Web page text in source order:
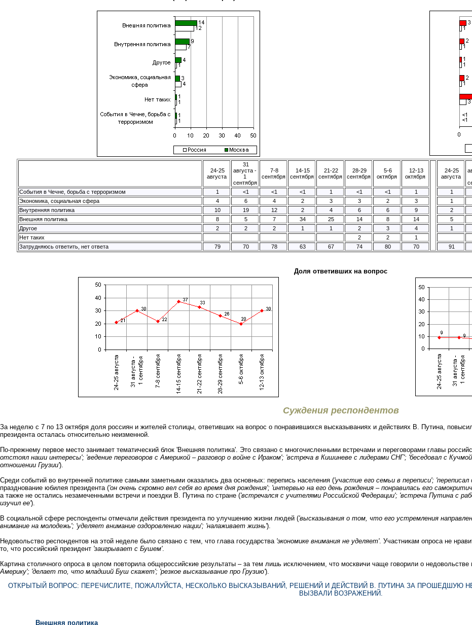
24-25
августа
31
августа -
1
сентября
7-8
сентября
14-15
сентября
21-22
сентября
28-29
сентября
5-6
октября
12-13
октября
24-25
августа
События в Чечне, борьба с терроризмом 1 <1 <1 <1 1 <1 <1 1 1
Экономика, социальная сфера
4 6 4 2 3 3 2 3 1
Внутренняя политика
10 19 12 2 4 6 6 9 2
Внешняя политика
8 5 7 34 25 14 8 14 5
Другое
2 2 2 1 1 2 3 4 1
Нет таких
2 2 1
Затрудняюсь ответить, нет ответа
79 70 78 63 67 74 80 70 91
Доля ответивших на вопрос
Суждения респондентов
За неделю с 7 по 13 октября доля россиян и жителей столицы, ответивших на вопрос о понравившихся высказываниях и действиях В. Путина,
президента осталась относительно неизменной.
По-прежнему первое место занимает тематический блок 'Внешняя политика'. Это связано с многочисленными встречами и переговорами главы
отстоял наши интересы'; 'ведение переговоров с Америкой – разговор о войне с Ираком'; 'встреча в Кишиневе с лидерами СНГ'; 'беседовал с
отношении Грузии').
Среди событий во внутренней политике самыми заметными оказались два основных: перепись населения ('участие его семьи в переписи';
празднование юбилея президента ('он очень скромно вел себя во время дня рождения'; 'интервью на его день рождения – понравилась его
а также не остались незамеченными встречи и поездки В. Путина по стране ('встречался с учителями Российской Федерации'; 'встреча Путина с
изучил ее').
В социальной сфере респонденты отмечали действия президента по улучшению жизни людей ('высказывания о том, что его устремления
внимание на молодежь'; 'уделяет внимание оздоровлению нации'; 'налаживает жизнь').
Недовольство респондентов на этой неделе было связано с тем, что глава государства 'экономике внимания не уделяет'. Участникам опроса не
то, что российский президент 'заигрывает с Бушем'.
Картина столичного опроса в целом повторила общероссийские результаты – за тем лишь исключением, что москвичи чаще говорили о
Америку'; 'делает то, что младший Буш скажет'; 'резкое высказывание про Грузию').
ОТКРЫТЫЙ ВОПРОС: ПЕРЕЧИСЛИТЕ, ПОЖАЛУЙСТА, НЕСКОЛЬКО ВЫСКАЗЫВАНИЙ, РЕШЕНИЙ И ДЕЙСТВИЙ В. ПУТИНА ЗА ПРОШЕДШУЮ
ВЫЗВАЛИ ВОЗРАЖЕНИЙ.
Внешняя политика